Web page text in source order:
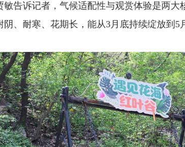
告诉记者，气候适配性与观赏体验是两大
、耐寒、花期长，能从3月底持续绽放到